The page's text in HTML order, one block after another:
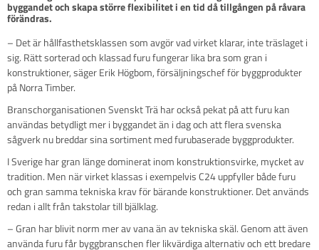
byggandet och skapa större flexibilitet i en tid då tillgången på råvara
förändras.
– Det är hållfasthetsklassen som avgör vad virket klarar, inte träslaget i
sig. Rätt sorterad och klassad furu fungerar lika bra som gran i
konstruktioner, säger Erik Högbom, försäljningschef för byggprodukter
på Norra Timber.
Branschorganisationen Svenskt Trä har också pekat på att furu kan
användas betydligt mer i byggandet än i dag och att flera svenska
sågverk nu breddar sina sortiment med furubaserade byggprodukter.
I Sverige har gran länge dominerat inom konstruktionsvirke, mycket av
tradition. Men när virket klassas i exempelvis C24 uppfyller både furu
och gran samma tekniska krav för bärande konstruktioner. Det används
redan i allt från takstolar till bjälklag.
– Gran har blivit norm mer av vana än av tekniska skäl. Genom att även
använda furu får byggbranschen fler likvärdiga alternativ och ett bredare